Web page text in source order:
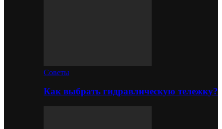
Советы
Как выбрать гидравлическую тележку?